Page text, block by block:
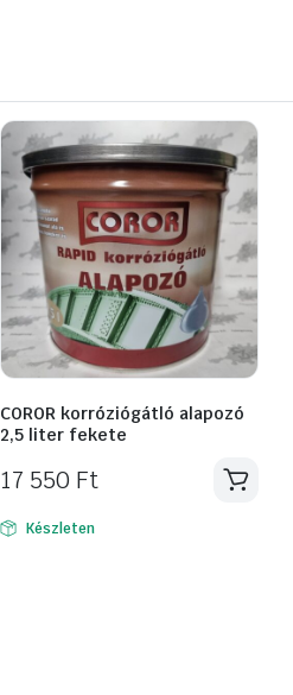
COROR korróziógátló alapozó
2,5 liter fekete
17 550 Ft
Készleten